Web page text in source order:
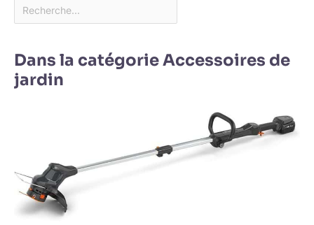
Dans la catégorie Accessoires de
jardin